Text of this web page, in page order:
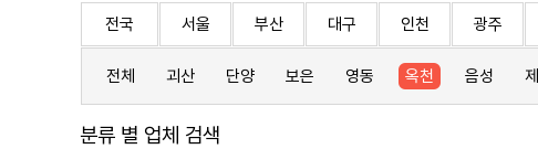
전국 서울 부산 대구 인천 광주
전체 괴산 단양 보은 영동 옥천 음성
분류 별 업체 검색